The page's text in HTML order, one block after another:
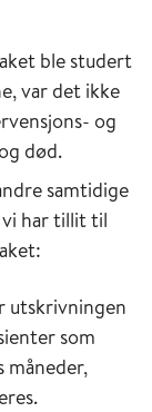
ble studert
var det ikke
og
død.
samtidige
vi har tillit til
som